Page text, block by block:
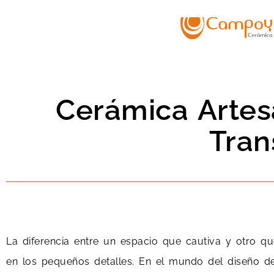
Cerámica
La diferencia entre un espacio que cautiva y otro
en los pequeños detalles. En el mundo del diseño